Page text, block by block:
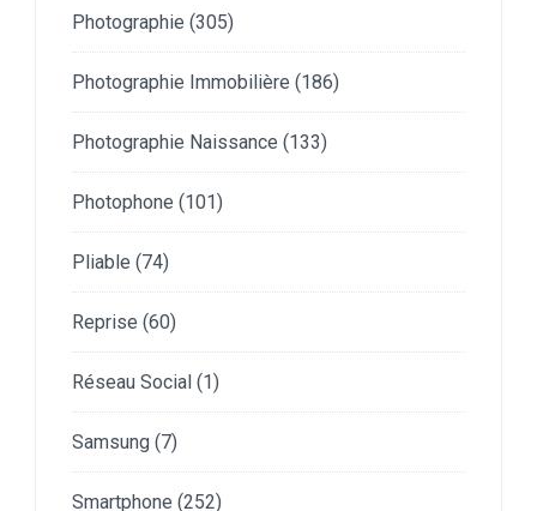
Photographie (305)
Photographie Immobilière (186)
Photographie Naissance (133)
Photophone (101)
Pliable (74)
Reprise (60)
Réseau Social (1)
Samsung (7)
Smartphone (252)